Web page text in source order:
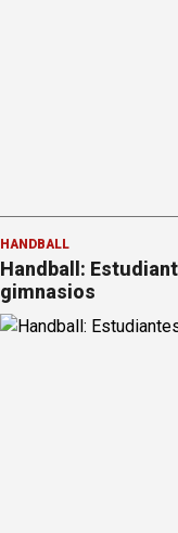
HANDBALL
Handball:
gimnasios